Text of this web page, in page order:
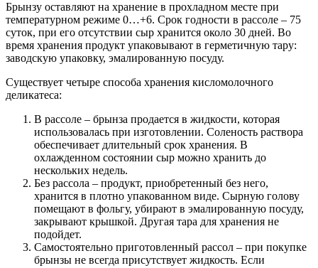
Брынзу оставляют на хранение в прохладном месте при
температурном режиме 0…+6. Срок годности в рассоле – 75
суток, при его отсутствии сыр хранится около 30 дней. Во
время хранения продукт упаковывают в герметичную тару:
заводскую упаковку, эмалированную посуду.
Существует четыре способа хранения кисломолочного
деликатеса:
В рассоле – брынза продается в жидкости, которая
использовалась при изготовлении. Соленость раствора
обеспечивает длительный срок хранения. В
охлажденном состоянии сыр можно хранить до
нескольких недель.
Без рассола – продукт, приобретенный без него,
хранится в плотно упакованном виде. Сырную голову
помещают в фольгу, убирают в эмалированную посуду,
закрывают крышкой. Другая тара для хранения не
подойдет.
Самостоятельно приготовленный рассол – при покупке
брынзы не всегда присутствует жидкость. Если